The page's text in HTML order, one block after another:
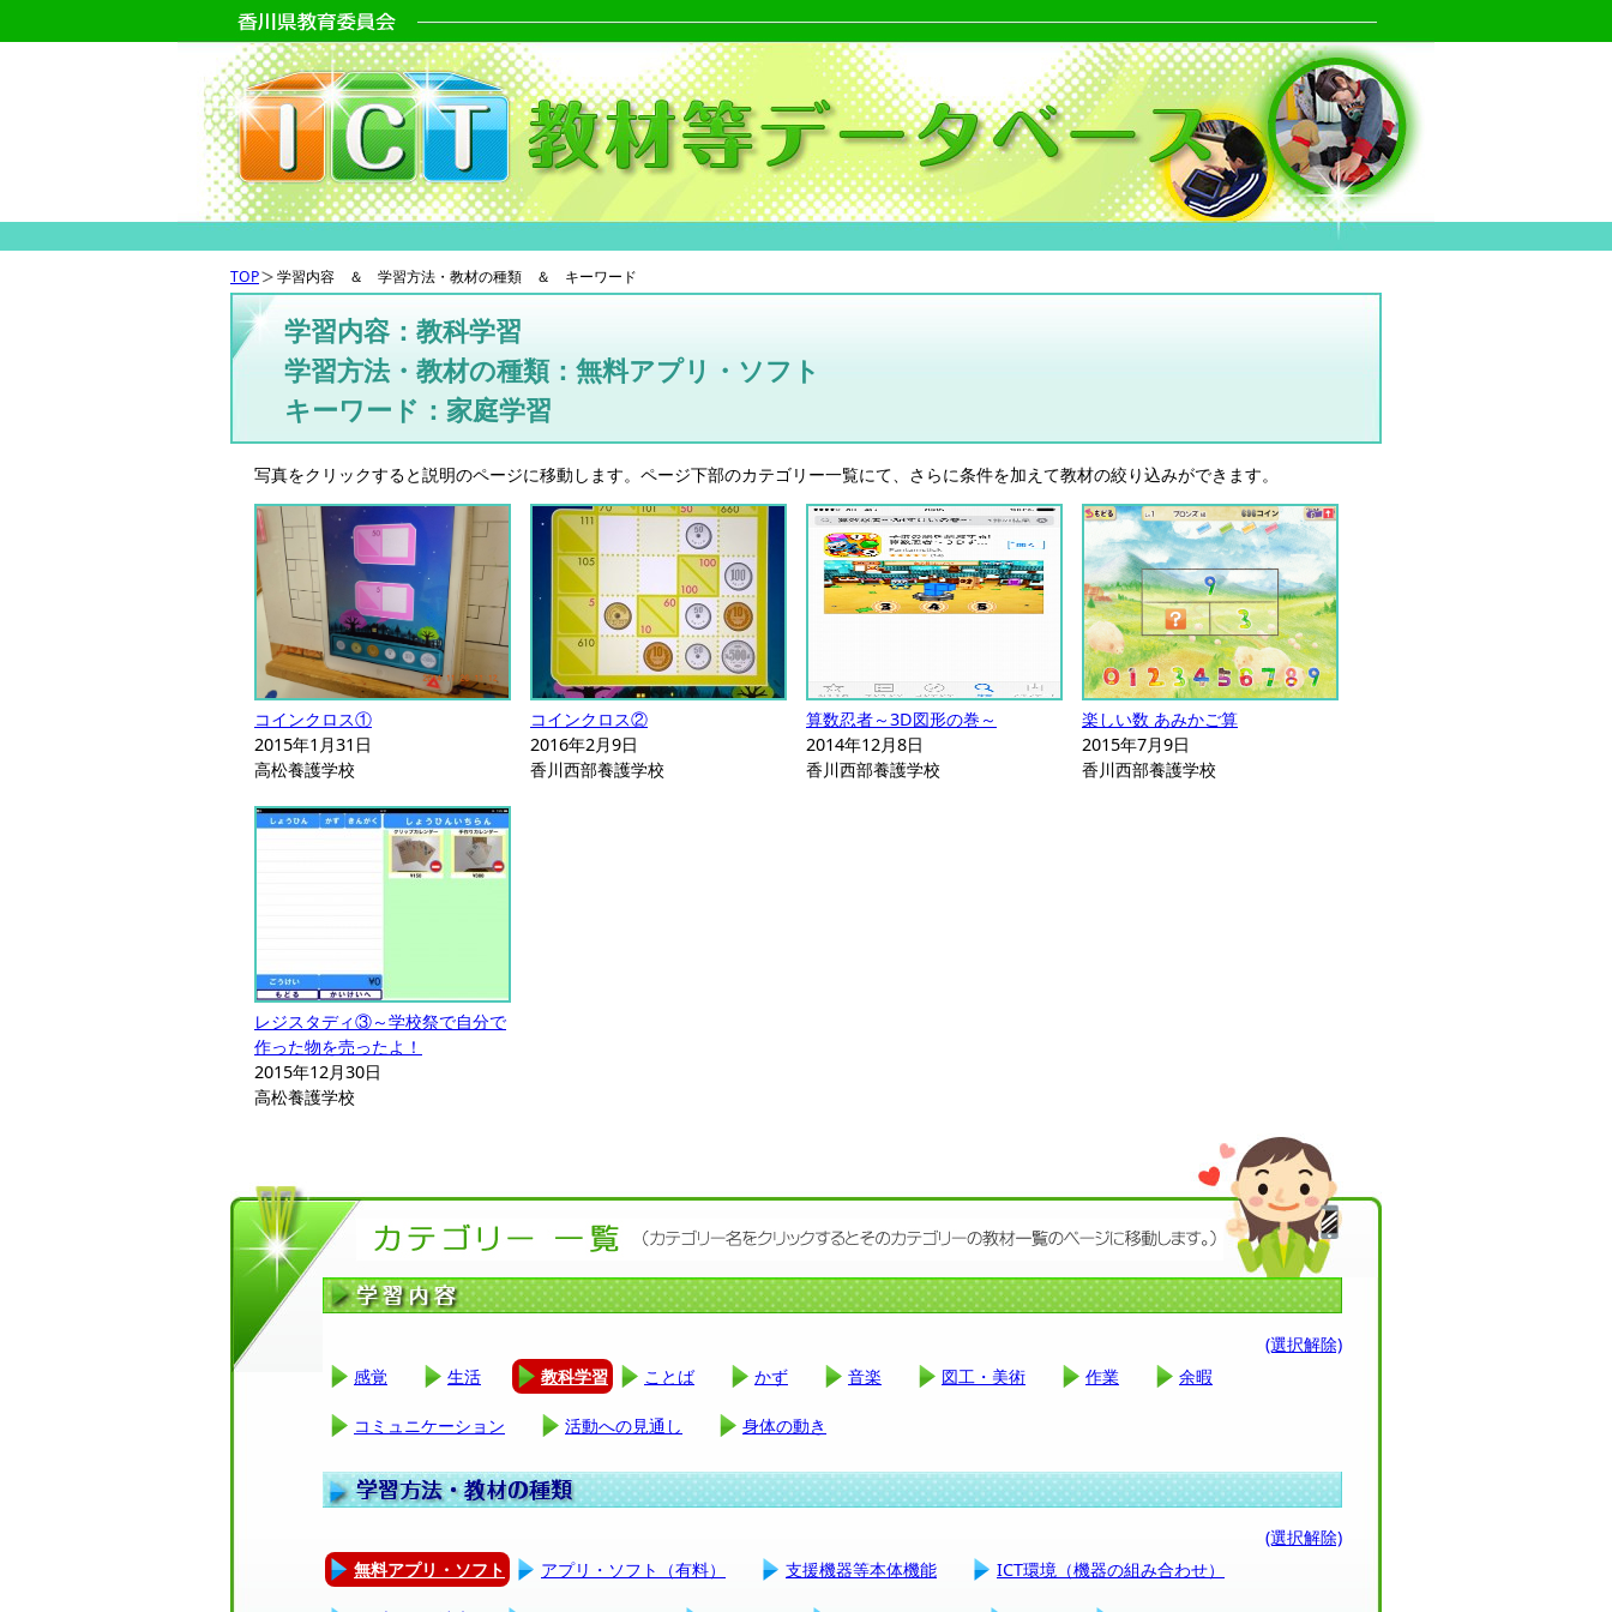
TOP 学習内容 ＆ 学習方法・教材の種類 ＆ キーワード
学習内容：教科学習
学習方法・教材の種類：無料アプリ・ソフト
キーワード：家庭学習
写真をクリックすると説明のページに移動します。ページ下部のカテゴリー一覧にて、さらに条件を加えて教材の絞り込みができます。
コインクロス①
2015年1月31日
高松養護学校
コインクロス②
2016年2月9日
香川西部養護学校
算数忍者～3D図形の巻～
2014年12月8日
香川西部養護学校
楽しい数 あみかご算
2015年7月9日
香川西部養護学校
レジスタディ③～学校祭で自分で
作った物を売ったよ！
2015年12月30日
高松養護学校
(選択解除)
感覚
生活 教科学習 ことば かず 音楽 図工・美術 作業 余暇
コミュニケーション 活動への見通し 身体の動き
(選択解除)
無料アプリ・ソフト
アプリ・ソフト（有料） 支援機器等本体機能 ICT環境（機器の組み合わせ）